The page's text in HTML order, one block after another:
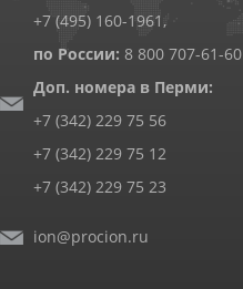
+7 (495) 160-1961 ,
по России: 8 800 707-61-60
Доп. номера в Перми:
+7 (342) 229 75 56
+7 (342) 229 75 12
+7 (342) 229 75 23
ion@procion.ru